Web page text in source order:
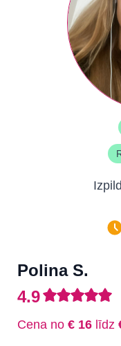
Polina S.
4.9
Cena no € 16 līdz